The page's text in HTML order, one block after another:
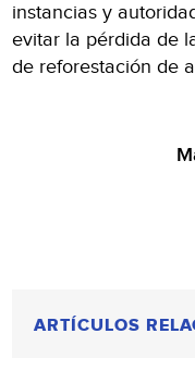
instancias y
evitar la pérdida de
de reforestación de
ARTÍCULOS